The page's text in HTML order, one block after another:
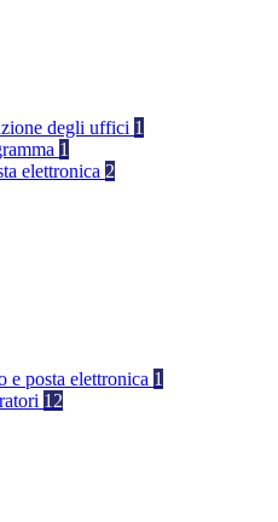
degli uffici 1
1
elettronica 2
e posta elettronica 1
12